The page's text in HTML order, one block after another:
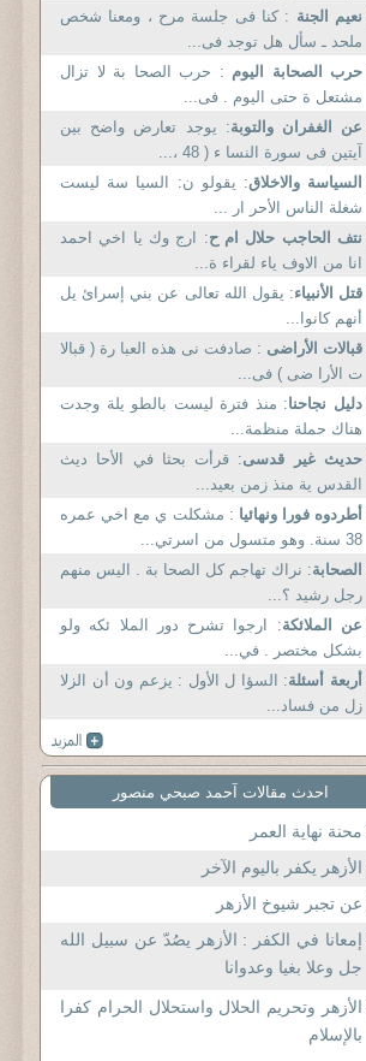
نعيم الجنة : كنا فى جلسة مرح ، ومعنا شخص
ملحد ـ سأل هل توجد فى...
حرب الصحابة اليوم : حرب الصحا بة لا تزال
مشتعل ة حتى اليوم . فى...
عن الغفران والتوبة: يوجد تعارض واضح بين
آيتين فى سورة النسا ء ( 48 ،...
السياسة والاخلاق: يقولو ن: السيا سة ليست
شغلة الناس الأحر ار ...
نتف الحاجب حلال ام ح: ارج وك يا اخي احمد
انا من الاوف ياء لقراء ة...
قتل الأنبياء: يقول الله تعالى عن بني إسرائ يل
أنهم كانوا...
قبالات الأراضى : صادفت نى هذه العبا رة ( قبالا
ت الأرا ضى ) فى...
دليل نجاحنا: منذ فترة ليست بالطو يلة وجدت
هناك حملة منظمة...
حديث غير قدسى: قرأت بحثا في الأحا ديث
القدس ية منذ زمن بعيد...
أطردوه فورا ونهائيا : مشكلت ي مع اخي عمره
38 سنة. وهو متسول من اسرتي...
الصحابة: نراك تهاجم كل الصحا بة . اليس منهم
رجل رشيد ؟...
عن الملائكة: ارجوا تشرح دور الملا ئكه ولو
بشكل مختصر . في...
أربعة أسئلة: السؤا ل الأول : يزعم ون أن الزلا
زل من فساد...
احدث مقالات آحمد صبحي منصور
محنة نهاية العمر
الأزهر يكفر باليوم الآخر
عن تجبر شيوخ الأزهر
إمعانا في الكفر : الأزهر يصُدّ عن سبيل الله
جل وعلا بغيا وعدوانا
الأزهر وتحريم الحلال واستحلال الحرام كفرا
بالإسلام